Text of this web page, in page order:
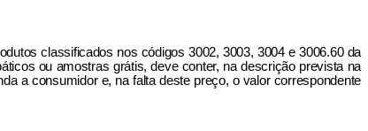
classificados nos códigos 3002, 3003, 3004 e 3006.60 da
ou amostras grátis, deve conter, na descrição prevista na
a consumidor e, na falta deste preço, o valor correspondente